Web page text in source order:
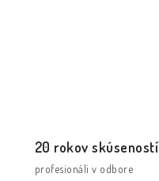
20 rokov skúseností
profesionáli v odbore